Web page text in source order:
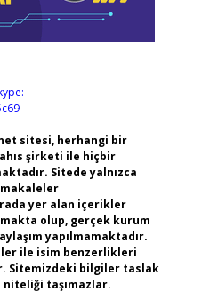
sitesi, herhangi bir
şirketi ile hiçbir
Sitede yalnızca
makaleler
yer alan içerikler
olup, gerçek kurum
yapılmamaktadır.
ile isim benzerlikleri
Sitemizdeki bilgiler taslak
taşımazlar.